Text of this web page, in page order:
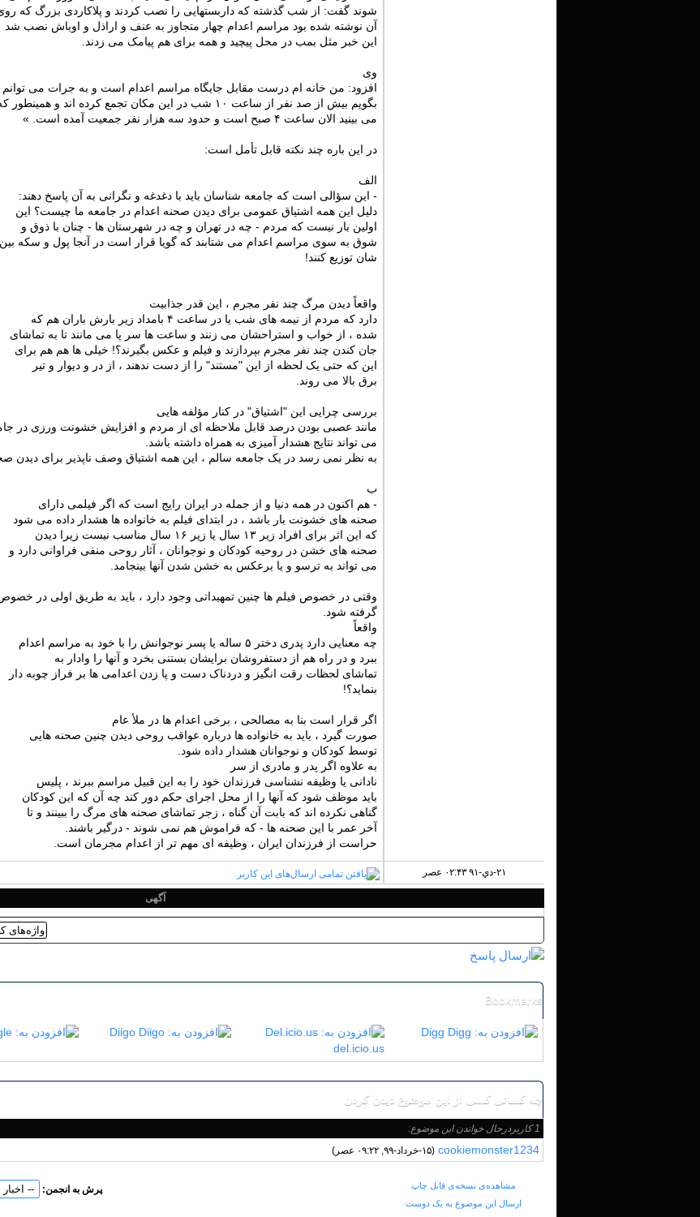
شوند گفت: از شب گذشته که داربستهایی را نصب کردند و پلاکاردی بزرگ که
آن نوشته شده بود مراسم اعدام چهار متجاوز به عنف و اراذل و اوباش نصب شد
این خبر مثل بمب در محل پیچید و همه برای هم پیامک می زدند.
وی
افزود: من خانه ام درست مقابل جایگاه مراسم اعدام است و به جرات می توانم
بگویم بیش از صد نفر از ساعت ۱۰ شب در این مکان تجمع کرده اند و همینطور که
می بینید الان ساعت ۴ صبح است و حدود سه هزار نفر جمعیت آمده است. »
در این باره چند نکته قابل تأمل است:
الف
- این سؤالی است که جامعه شناسان باید با دغدغه و نگرانی به آن پاسخ دهند:
دلیل این همه اشتیاق عمومی برای دیدن صحنه اعدام در جامعه ما چیست؟ این
اولین بار نیست که مردم - چه در تهران و چه در شهرستان ها - چنان با ذوق و
شوق به سوی مراسم اعدام می شتابند که گویا قرار است در آنجا پول و سکه بین
شان توزیع کنند!
واقعاً دیدن مرگ چند نفر مجرم ، این قدر جذابیت
دارد که مردم از نیمه های شب یا در ساعت ۴ بامداد زیر بارش باران هم که
شده ، از خواب و استراحشان می زنند و ساعت ها سر پا می مانند تا به تماشای
جان کندن چند نفر مجرم بپردازند و فیلم و عکس بگیرند؟! خیلی ها هم هم برای
این که حتی یک لحظه از این "مستند" را از دست ندهند ، از در و دیوار و تیر
برق بالا می روند.
بررسی چرایی این "اشتیاق" در کنار مؤلفه هایی
مانند عصبی بودن درصد قابل ملاحظه ای از مردم و افزایش خشونت ورزی در
می تواند نتایج هشدار آمیزی به همراه داشته باشد.
به نظر نمی رسد در یک جامعه سالم ، این همه اشتیاق وصف ناپذیر برای دیدن
ب
- هم اکنون در همه دنیا و از جمله در ایران رایج است که اگر فیلمی دارای
صحنه های خشونت بار باشد ، در ابتدای فیلم به خانواده ها هشدار داده می شود
که این اثر برای افراد زیر ۱۳ سال یا زیر ۱۶ سال مناسب نیست زیرا دیدن
صحنه های خشن در روحیه کودکان و نوجوانان ، آثار روحی منفی فراوانی دارد و
می تواند به ترسو و یا برعکس به خشن شدن آنها بینجامد.
وقتی در خصوص فیلم ها چنین تمهیداتی وجود دارد ، باید به طریق اولی در
گرفته شود.
واقعاً
چه معنایی دارد پدری دختر ۵ ساله یا پسر نوجوانش را با خود به مراسم اعدام
ببرد و در راه هم از دستفروشان برایشان بستنی بخرد و آنها را وادار به
تماشای لحظات رقت انگیز و دردناک دست و پا زدن اعدامی ها بر فراز چوبه دار
بنماید؟!
اگر قرار است بنا به مصالحی ، برخی اعدام ها در ملأ عام
صورت گیرد ، باید به خانواده ها درباره عواقب روحی دیدن چنین صحنه هایی
توسط کودکان و نوجوانان هشدار داده شود.
به علاوه اگر پدر و مادری از سر
نادانی یا وظیفه نشناسی فرزندان خود را به این قبیل مراسم ببرند ، پلیس
باید موظف شود که آنها را از محل اجرای حکم دور کند چه آن که این کودکان
گناهی نکرده اند که بابت آن گناه ، زجر تماشای صحنه های مرگ را ببینند و تا
آخر عمر با این صحنه ها - که فراموش هم نمی شوند - درگیر باشند.
حراست از فرزندان ایران ، وظیفه ای مهم تر از اعدام مجرمان است.
۲۱-دي-۹۱ ۰۲:۴۳ عصر
آگهی
Bookmarks
Digg
del.icio.us
Diigo
چه کسانی کسی از این موضوع دیدن کردن
1 کاربردرحال خواندن این موضوع:
cookiemonster1234 (۱۵-خرداد-۹۹, ۰۹:۲۲ عصر)
مشاهده‌ی نسخه‌ی قابل چاپ
ارسال این موضوع به یک دوست
پرش به انجمن: